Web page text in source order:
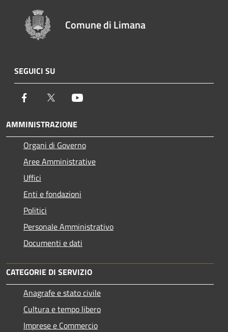
Comune di Limana
SEGUICI SU
Facebook Twitter
AMMINISTRAZIONE
Organi di Governo
Aree Amministrative
Uffici
Enti e fondazioni
Politici
Personale Amministrativo
Documenti e dati
CATEGORIE DI SERVIZIO
Anagrafe e stato civile
Cultura e tempo libero
Imprese e Commercio